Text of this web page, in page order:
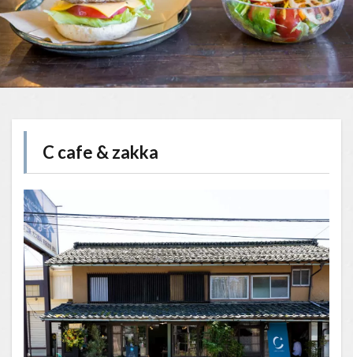
C cafe & zakka